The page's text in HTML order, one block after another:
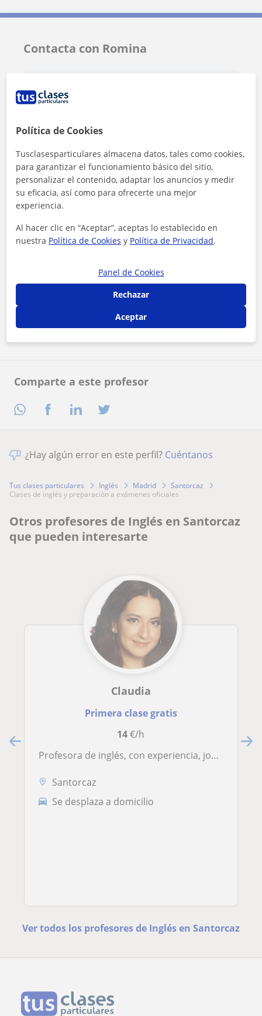
Comparte a este profesor
Contacta con Romina
Al hacer clic, aceptas nuestroaviso legaly deprivacidad
Contactar ahora
¿Hay algún error en este perfil? Cuéntanos
Tus clases particulares Inglés Madrid
Santorcaz
clases de inglés y preparación a exámenes oficiales
Otros profesores de Inglés en Santorcaz
que pueden interesarte
Claudia
Primera clase gratis
14€/h
Profesora de inglés, con experiencia, joven y paciente
Santorcaz
Se desplaza a domicilio
Ver todos los profesores de Inglés en Santorcaz
Política de Cookies
Tusclasesparticulares almacena datos, tales como cookies,
para garantizar el funcionamiento básico del sitio,
personalizar el contenido, adaptar los anuncios y medir
su eficacia, así como para ofrecerte una mejor
experiencia.
Al hacer clic en “Aceptar”, aceptas lo establecido en
nuestra Política de Cookies y Política de Privacidad.
Panel de Cookies
Rechazar
Aceptar